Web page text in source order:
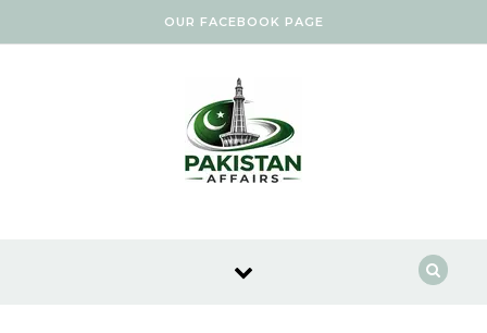
OUR FACEBOOK PAGE